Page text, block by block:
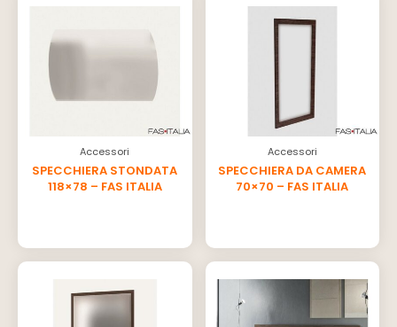
Accessori
SPECCHIERA STONDATA
118×78 – FAS ITALIA
Accessori
SPECCHIERA DA CAMERA
70×70 – FAS ITALIA